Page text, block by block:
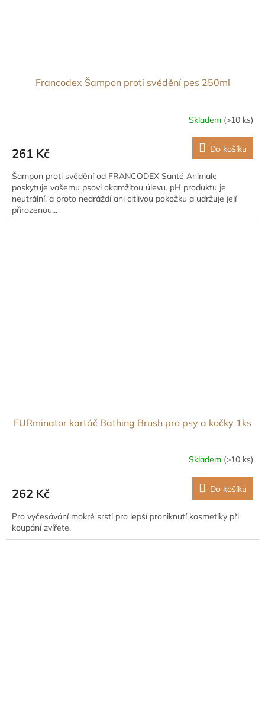
Francodex Šampon proti svědění pes 250ml
Skladem (>10 ks)
261 Kč Do košíku
Šampon proti svědění od FRANCODEX Santé Animale
poskytuje vašemu psovi okamžitou úlevu. pH produktu je
neutrální, a proto nedráždí ani citlivou pokožku a udržuje její
přirozenou...
FURminator kartáč Bathing Brush pro psy a kočky 1ks
Skladem (>10 ks)
262 Kč Do košíku
Pro vyčesávání mokré srsti pro lepší proniknutí kosmetiky při
koupání zvířete.